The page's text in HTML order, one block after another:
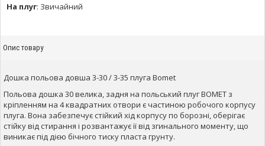
На плуг: Звичайний
Опис товару
Дошка польова довша 3-30 / 3-35 плуга Bomet
Польова дошка 30 велика, задня на польський плуг BOMET з
кріпленням на 4 квадратних отвори є частиною робочого корпусу
плуга. Вона забезпечує стійкий хід корпусу по борозні, оберігає
стійку від стирання і розвантажує її від згинального моменту, що
виникає під дією бічного тиску пласта грунту.